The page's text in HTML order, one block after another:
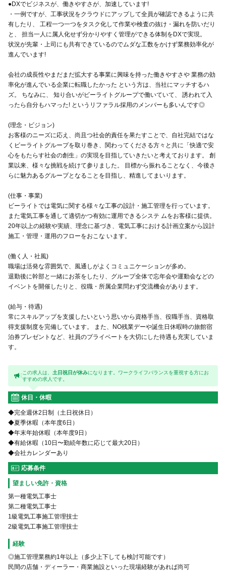
●DXでビジネスが、働きやすさが、加速しています!
・一例ですが、工事状況をクラウドにアップして全員が確認できるように共
有したり、 工程一つ一つをタスク化して作業や検査の抜け・漏れを防いだり
と、 担当一人に属人化せず分かりやすく管理ができる体制をDXで実現。
状況が先輩・上司にも共有できているのでムダな工数をかけず業務効率化が
進んでいます!
会社の成長性やまだまだ拡大する事業に興味を持った働きやすさや 業務の効
率化が進んでいる企業に転職したかった という方は、当社にマッチするハ
ズ。 ちなみに、 知り合いがビーライトグループで働いていて、 誘われて入
ったら自分もハマった! というリファラル採用のメンバーも多いんです◎
(理念・ビジョン)
お客様のニーズに応え、尚且つ社会的責任を果たすことで、自社完結ではな
くビーライトグループを取り巻き、関わってくださる方々と共に「快適で安
心をもたらす社会の創生」の実現を目指していきたいと考えております。 創
業以来、様々な挑戦を続けて参りました。 目標から振れることなく、今後さ
らに魅力あるグループとなることを目指し、精進してまいります。
(仕事・事業)
ビーライトでは電気に関する様々な工事の設計・施工管理を行っています。
また電気工事を通して適切かつ有効に運用できるシステ ムをお客様に提供。
20年以上の経験や実績、理念に基づき、電気工事における計画立案から設計
施工・管理・運用のフローをおこな います。
(働く人・社風)
職場は活発な雰囲気で、風通しがよくコミュニケーションが多め。
退勤後に幹部と一緒にお茶をしたり、グループ全体で忘年会や運動会などの
イベントを開催したりと、役職・所属企業問わず交流機会があります。
(給与・待遇)
常にスキルアップを支援したいという思いから資格手当、役職手当、資格取
得支援制度を完備しています。 また、NO残業デーや誕生日休暇時の旅館宿
泊券プレゼントなど、社員のプライベートを大切にした待遇も充実していま
す。
この求人は、 土日祝日が休みになります。ワークライフバランスを重視する方にお
すすめの求人です。
休日・休暇
◆完全週休2日制（土日祝休日）
◆夏季休暇（本年度6日）
◆年末年始休暇（本年度9日）
◆有給休暇（10日〜勤続年数に応じて最大20日）
◆会社カレンダーあり
応募条件
望ましい免許・資格
第一種電気工事士
第二種電気工事士
1級電気工事施工管理技士
2級電気工事施工管理技士
経験
◎施工管理業務約1年以上（多少上下しても検討可能です）
民間の店舗・ディーラー・商業施設といった現場経験があれば尚可